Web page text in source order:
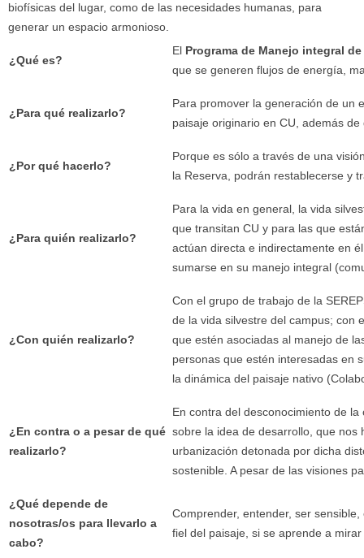
biofísicas del lugar, como de las necesidades humanas, para
generar un espacio armonioso.
¿Qué es?
El Programa de Manejo integral
que se generen flujos de energía,
¿Para qué realizarlo?
Para promover la generación de un
paisaje originario en CU, además
¿Por qué hacerlo?
Porque es sólo a través de una
la Reserva, podrán restablecerse y
¿Para quién realizarlo?
Para la vida en general, la vida
que transitan CU y para las que
actúan directa e indirectamente en
sumarse en su manejo integral
¿Con quién realizarlo?
Con el grupo de trabajo de la
de la vida silvestre del campus; con
que estén asociadas al manejo de
personas que estén interesadas en
la dinámica del paisaje nativo
¿En contra o a pesar de qué
realizarlo?
En contra del desconocimiento de
sobre la idea de desarrollo, que nos
urbanización detonada por dicha
sostenible. A pesar de las visiones
¿Qué depende de
nosotras/os para llevarlo a
cabo?
Comprender, entender, ser
fiel del paisaje, si se aprende a